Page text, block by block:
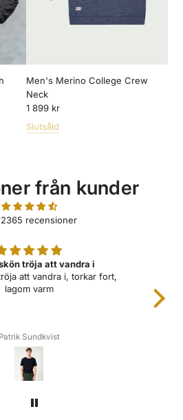
Men's Merino College Crew
Neck
1 899 kr
Slutsåld
från kunder
recensioner
tröja att vandra i
att vandra i, torkar fort,
lagom varm
Patrik Sundkvist